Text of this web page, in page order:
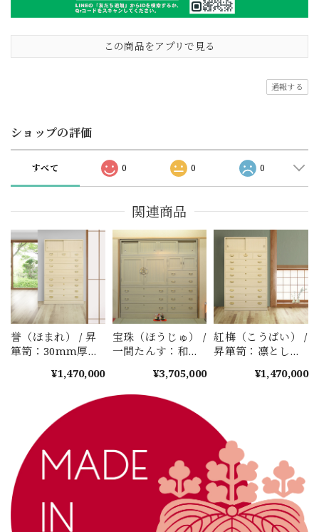
この商品をアプリで見る
通報する
ショップの評価
すべて 0 0 0
関連商品
誉（ほまれ） / 昇
箪笥：30mm厚の
な堅牢さ。二枚合
る、一生ものの昇
¥1,470,000
宝珠（ほうじゅ） /
一間たんす：和・
大で最高級品¥3,705,000
紅梅（こうばい） /
昇箪笥：凛とした
と丸面の気品。大
¥1,470,000